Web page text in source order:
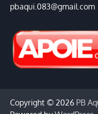
pbaqui.083@gmail.com
Copyright © 2026 PB